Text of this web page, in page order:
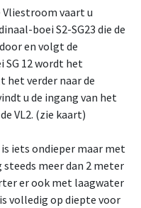
Vliestroom vaart u
boei S2-SG23 die de
en volgt de
SG 12 wordt het
het verder naar de
u de ingang van het
VL2. (zie kaart)
is iets ondieper maar met
meer dan 2 meter
er ook met laagwater
volledig op diepte voor